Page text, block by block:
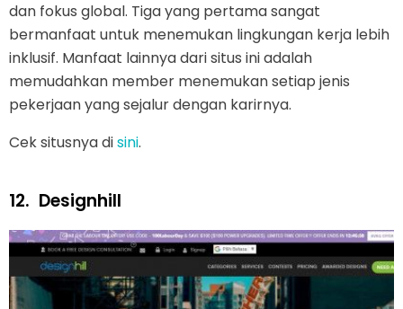
dan fokus global. Tiga yang pertama sangat
bermanfaat untuk menemukan lingkungan kerja lebih
inklusif. Manfaat lainnya dari situs ini adalah
memudahkan member menemukan setiap jenis
pekerjaan yang sejalur dengan karirnya.
Cek situsnya disini.
12. Designhill